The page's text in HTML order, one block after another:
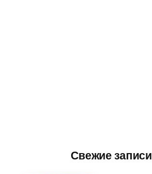
Свежие записи